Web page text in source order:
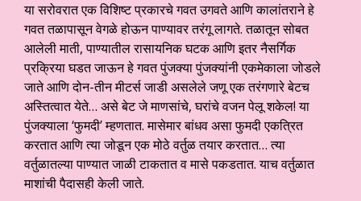
या सरोवरात एक विशिष्ट प्रकारचे गवत उगवते आणि कालांतराने हे
गवत तळापासून वेगळे होऊन पाण्यावर तरंगू लागते. तळातून सोबत
आलेली माती, पाण्यातील रासायनिक घटक आणि इतर नैसर्गिक
प्रक्रिया घडत जाऊन हे गवत पुंजक्या पुंजक्यांनी एकमेकाला जोडले
जाते आणि दोन-तीन मीटर्स जाडी असलेले जणू एक तरंगणारे बेटच
अस्तित्वात येते… असे बेट जे माणसांचे, घरांचे वजन पेलू शकेल! या
पुंजक्याला ‘फुमदी’ म्हणतात. मासेमार बांधव असा फुमदी एकत्रित
करतात आणि त्या जोडून एक मोठे वर्तुळ तयार करतात… त्या
वर्तुळातल्या पाण्यात जाळी टाकतात व मासे पकडतात. याच वर्तुळात
माशांची पैदासही केली जाते.